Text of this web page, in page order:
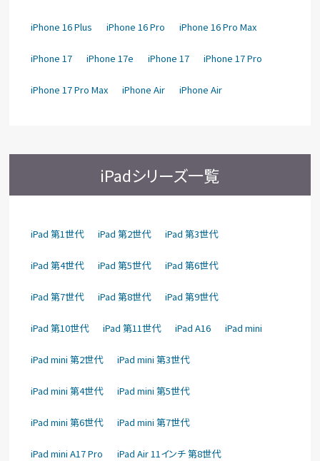
iPhone 16 Plus iPhone 16 Pro iPhone 16 Pro Max
iPhone 17 iPhone 17e iPhone 17 iPhone 17 Pro
iPhone 17 Pro Max iPhone Air iPhone Air
iPadシリーズ一覧
iPad 第1世代 iPad 第2世代 iPad 第3世代
iPad 第4世代 iPad 第5世代 iPad 第6世代
iPad 第7世代 iPad 第8世代 iPad 第9世代
iPad 第10世代 iPad 第11世代 iPad A16 iPad mini
iPad mini 第2世代 iPad mini 第3世代
iPad mini 第4世代 iPad mini 第5世代
iPad mini 第6世代 iPad mini 第7世代
iPad mini A17 Pro iPad Air 11インチ 第8世代